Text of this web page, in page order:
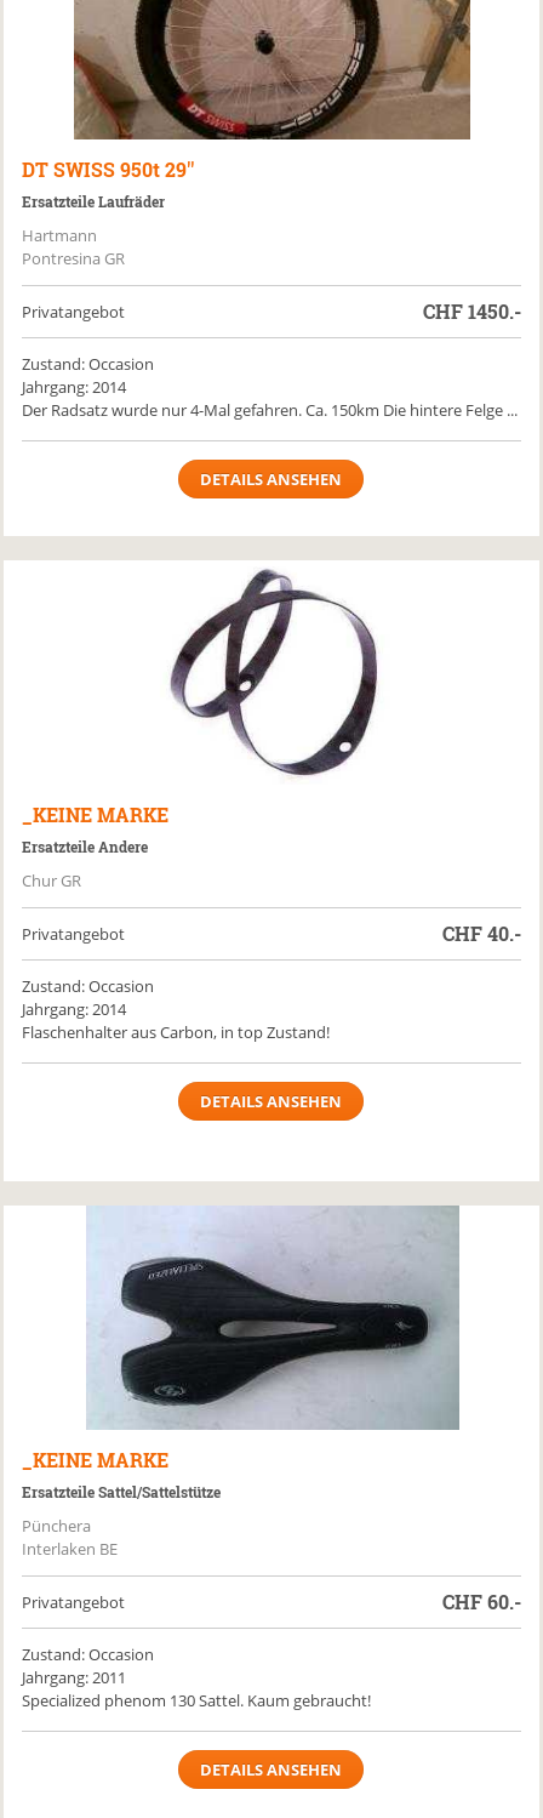
DT SWISS 950t 29''
Ersatzteile Laufräder
Hartmann
Pontresina GR
Privatangebot CHF1450.-
Zustand: Occasion
Jahrgang: 2014
Der Radsatz wurde nur 4-Mal gefahren. Ca. 150km Die hintere Felge ...
DETAILS ANSEHEN
_KEINE MARKE
Ersatzteile Andere
Chur GR
Privatangebot CHF40.-
Zustand: Occasion
Jahrgang: 2014
Flaschenhalter aus Carbon, in top Zustand!
DETAILS ANSEHEN
_KEINE MARKE
Ersatzteile Sattel/Sattelstütze
Pünchera
Interlaken BE
Privatangebot CHF60.-
Zustand: Occasion
Jahrgang: 2011
Specialized phenom 130 Sattel. Kaum gebraucht!
DETAILS ANSEHEN